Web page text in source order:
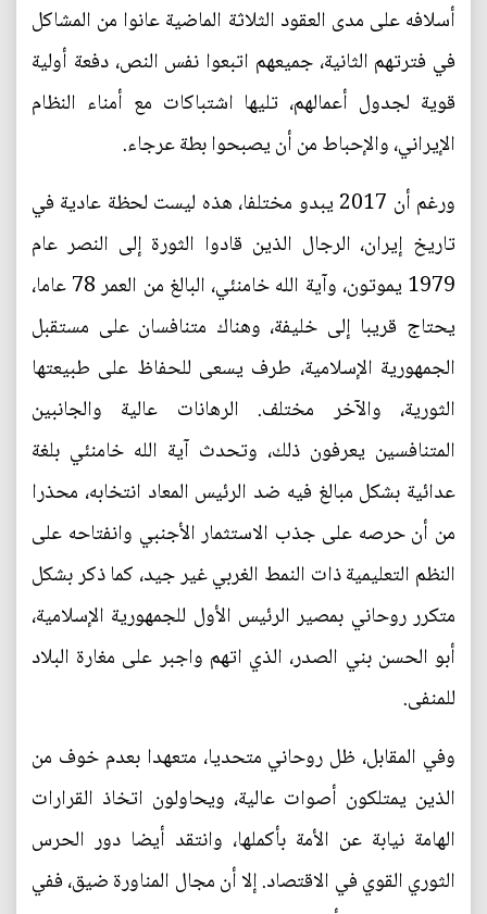
أسلافه على مدى العقود الثلاثة الماضية عانوا من المشاكل
في فترتهم الثانية، جميعهم اتبعوا نفس النص، دفعة أولية
قوية لجدول أعمالهم، تليها اشتباكات مع أمناء النظام
الإيراني، والإحباط من أن يصبحوا بطة عرجاء.
ورغم أن 2017 يبدو مختلفا، هذه ليست لحظة عادية في
تاريخ إيران، الرجال الذين قادوا الثورة إلى النصر عام
1979 يموتون، وآية الله خامنئي، البالغ من العمر 78 عاما،
يحتاج قريبا إلى خليفة، وهناك متنافسان على مستقبل
الجمهورية الإسلامية، طرف يسعى للحفاظ على طبيعتها
الثورية، والآخر مختلف. الرهانات عالية والجانبين
المتنافسين يعرفون ذلك، وتحدث آية الله خامنئي بلغة
عدائية بشكل مبالغ فيه ضد الرئيس المعاد انتخابه، محذرا
من أن حرصه على جذب الاستثمار الأجنبي وانفتاحه على
النظم التعليمية ذات النمط الغربي غير جيد، كما ذكر بشكل
متكرر روحاني بمصير الرئيس الأول للجمهورية الإسلامية،
أبو الحسن بني الصدر، الذي اتهم واجبر على مغارة البلاد
للمنفى.
وفي المقابل، ظل روحاني متحديا، متعهدا بعدم خوف من
الذين يمتلكون أصوات عالية، ويحاولون اتخاذ القرارات
الهامة نيابة عن الأمة بأكملها، وانتقد أيضا دور الحرس
الثوري القوي في الاقتصاد. إلا أن مجال المناورة ضيق، ففي